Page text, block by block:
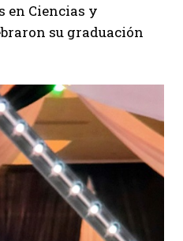
en Ciencias y
su graduación